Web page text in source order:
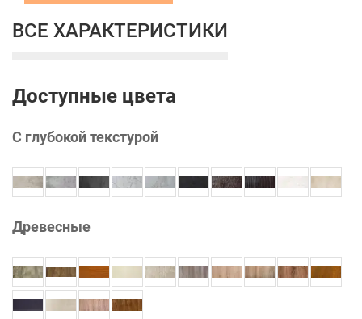
ВСЕ ХАРАКТЕРИСТИКИ
Доступные цвета
С глубокой текстурой
Древесные